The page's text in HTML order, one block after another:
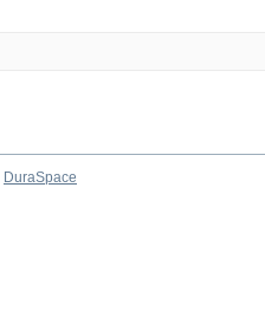
DuraSpace